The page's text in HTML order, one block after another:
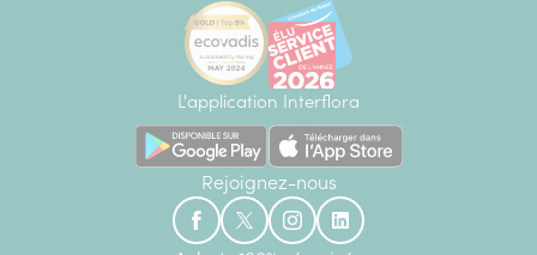
L'application Interflora
Rejoignez-nous